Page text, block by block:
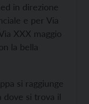
in direzione
e per Via
XXX maggio
la bella
si raggiunge
dove si trova il